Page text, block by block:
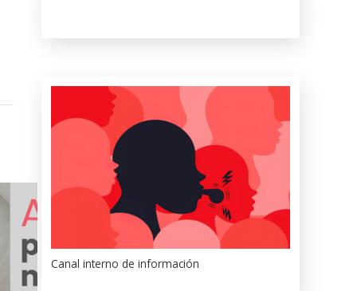
Canal interno de información